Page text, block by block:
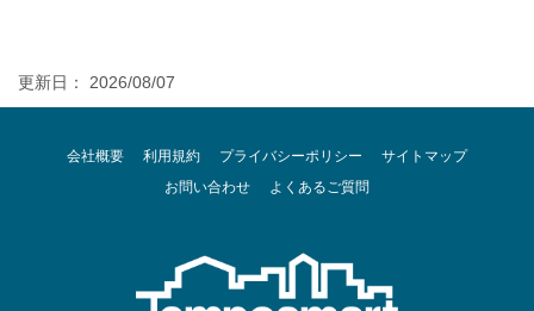
更新日： 2026/08/07
会社概要 利用規約 プライバシーポリシー
サイトマップ
お問い合わせ
よくあるご質問